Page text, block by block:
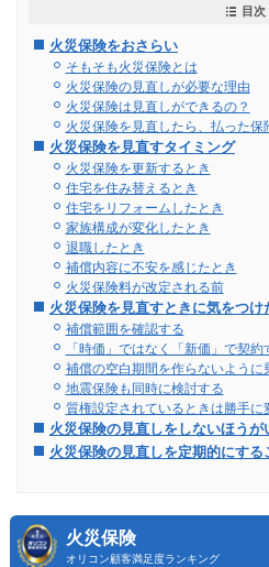
目次
火災保険をおさらい
そもそも火災保険とは
火災保険の見直しが必要な理由
火災保険は見直しができるの？
火災保険を見直したら、払った保
火災保険を見直すタイミング
火災保険を更新するとき
住宅を住み替えるとき
住宅をリフォームしたとき
家族構成が変化したとき
退職したとき
補償内容に不安を感じたとき
火災保険料が改定される前
火災保険を見直すときに気をつけ
補償範囲を確認する
「時価」ではなく「新価」で契約
補償の空白期間を作らないように
地震保険も同時に検討する
質権設定されているときは勝手に
火災保険の見直しをしないほうが
火災保険の見直しを定期的にす
火災保険
オリコン顧客満足度ランキング